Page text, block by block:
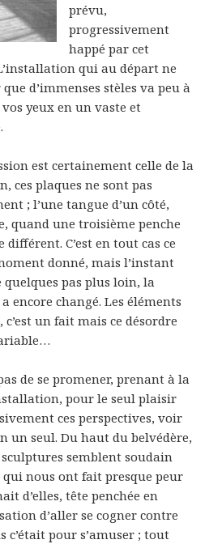
prévu,
progressivement
happé par cet
qui au départ ne
d’immenses stèles va peu à
yeux en un vaste et
est certainement celle de la
ces plaques ne sont pas
; l’une tangue d’un côté,
quand une troisième penche
différent. C’est en tout cas ce
donné, mais l’instant
quelques pas plus loin, la
encore changé. Les éléments
un fait mais ce désordre
de se promener, prenant à la
pour le seul plaisir
ces perspectives, voir
un seul. Du haut du belvédère,
semblent soudain
qui nous ont fait presque peur
d’elles, tête penchée en
d’aller se cogner contre
c’était pour s’amuser ; tout